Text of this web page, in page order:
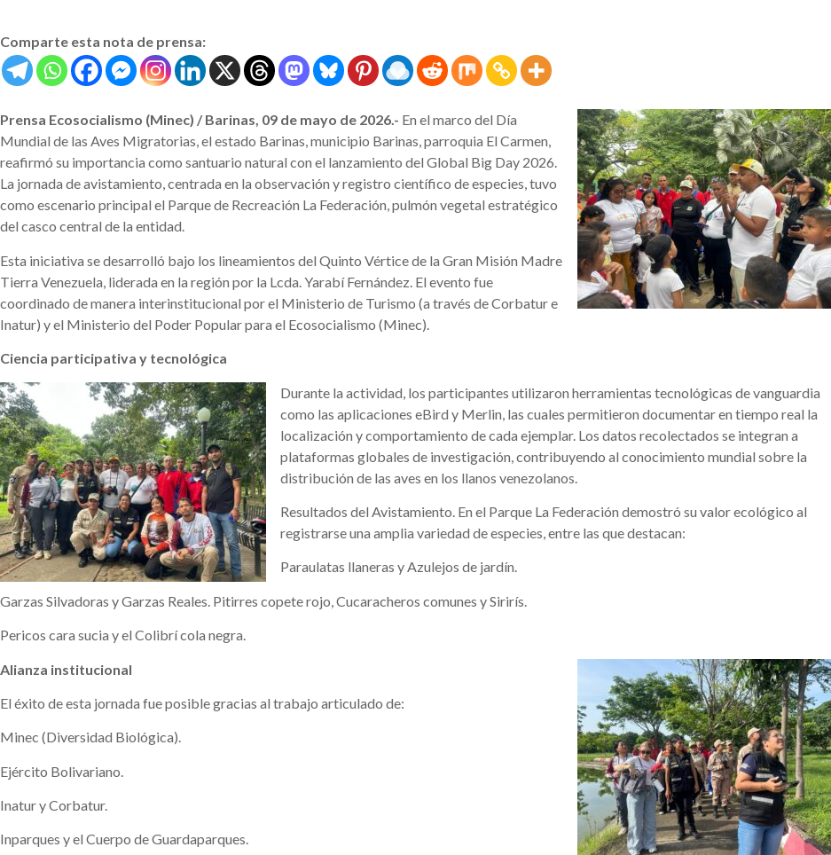
Comparte esta nota de prensa:
Prensa Ecosocialismo (Minec) / Barinas, 09 de mayo de 2026.- En el marco del Día
Mundial de las Aves Migratorias, el estado Barinas, municipio Barinas, parroquia El Carmen,
reafirmó su importancia como santuario natural con el lanzamiento del Global Big Day 2026.
La jornada de avistamiento, centrada en la observación y registro científico de especies, tuvo
como escenario principal el Parque de Recreación La Federación, pulmón vegetal estratégico
del casco central de la entidad.
Esta iniciativa se desarrolló bajo los lineamientos del Quinto Vértice de la Gran Misión Madre
Tierra Venezuela, liderada en la región por la Lcda. Yarabí Fernández. El evento fue
coordinado de manera interinstitucional por el Ministerio de Turismo (a través de Corbatur e
Inatur) y el Ministerio del Poder Popular para el Ecosocialismo (Minec).
Ciencia participativa y tecnológica
Durante la actividad, los participantes utilizaron herramientas tecnológicas de vanguardia
como las aplicaciones eBird y Merlin, las cuales permitieron documentar en tiempo real la
localización y comportamiento de cada ejemplar. Los datos recolectados se integran a
plataformas globales de investigación, contribuyendo al conocimiento mundial sobre la
distribución de las aves en los llanos venezolanos.
Resultados del Avistamiento. En el Parque La Federación demostró su valor ecológico al
registrarse una amplia variedad de especies, entre las que destacan:
Paraulatas llaneras y Azulejos de jardín.
Garzas Silvadoras y Garzas Reales. Pitirres copete rojo, Cucaracheros comunes y Sirirís.
Pericos cara sucia y el Colibrí cola negra.
Alianza institucional
El éxito de esta jornada fue posible gracias al trabajo articulado de:
Minec (Diversidad Biológica).
Ejército Bolivariano.
Inatur y Corbatur.
Inparques y el Cuerpo de Guardaparques.